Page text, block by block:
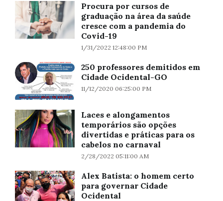
Procura por cursos de
graduação na área da saúde
cresce com a pandemia do
Covid-19
1/31/2022 12:48:00 PM
250 professores demitidos em
Cidade Ocidental-GO
11/12/2020 06:25:00 PM
Laces e alongamentos
temporários são opções
divertidas e práticas para os
cabelos no carnaval
2/28/2022 05:11:00 AM
Alex Batista: o homem certo
para governar Cidade
Ocidental